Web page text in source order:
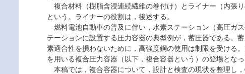
複合材料（樹脂含浸連続繊維の巻付け）とライナー（内張
という。ライナーの役割は，後述する。
燃料電池自動車の普及に伴い，水素ステーション（高圧ガ
テーションに設置する圧力容器の典型例が，蓄圧器である。
素適合性を損わないために，高強度鋼の使用は制限を受ける
を用いる複合圧力容器（以下，複合容器という）の登場となっ
本稿では，複合容器について，設計と検査の現状を整理し，